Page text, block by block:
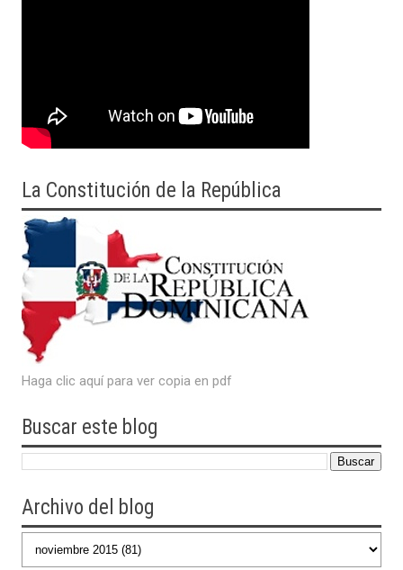
La Constitución de la República
Haga clic aquí para ver copia en pdf
Buscar este blog
Archivo del blog